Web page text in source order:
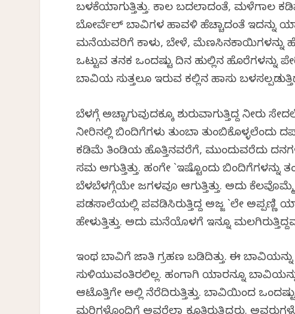
ಬಳಕೆಯಾಗುತ್ತಿತ್ತು. ಕಾಲ ಬದಲಾದಂತೆ, ಮಳೆಗಾಲ
ಬೋರ್ವೆಲ್ ಬಾವಿಗಳ ಹಾವಳಿ ಹೆಚ್ಚಾದಂತೆ ಇದನ್ನು
ಮನೆಯವರಿಗೆ ಕಾಳು, ಬೇಳೆ, ಮೆಣಸಿನಕಾಯಿಗಳನ್ನು
ಒಟ್ಟುವ ತನಕ ಒಂದಷ್ಟು ದಿನ ಹುಲ್ಲಿನ ಹೊರೆಗಳನ್ನು
ಬಾವಿಯ ಸುತ್ತಲೂ ಇರುವ ಕಲ್ಲಿನ ಹಾಸು
ಬೆಳಗ್ಗೆ ಅಚ್ಚಾಗುವುದಕ್ಕೂ ಶುರುವಾಗುತ್ತಿದ್ದ
ನೀರಿನಲ್ಲಿ ಬಿಂದಿಗೆಗಳು ತುಂಬಾ ತುಂಬಿಕೊಳ್ಳಲೆಂದು
ಕಡಿಮೆ ತಿಂಡಿಯ ಹೊತ್ತಿನವರೆಗೆ, ಮುಂದುವರೆದು
ಸಮ ಅಗುತ್ತಿತ್ತು. ಹಂಗೇ `ಇಷ್ಟೊಂದು ಬಿಂದಿಗೆಗಳನ್ನು
ಬೆಳಬೆಳಗ್ಗೆಯೇ ಜಗಳವೂ ಆಗುತ್ತಿತ್ತು. ಅದು ಕೆಲವೊಮ್ಮೆ
ಪಡಸಾಲೆಯಲ್ಲಿ ಪವಡಿಸಿರುತ್ತಿದ್ದ ಅಜ್ಜ `ಲೇ ಅಪ್ಪಣ್ಣಿ
ಹೇಳುತ್ತಿತ್ತು. ಅದು ಮನೆಯೊಳಗೆ ಇನ್ನೂ
ಇಂಥ ಬಾವಿಗೆ ಜಾತಿ ಗ್ರಹಣ ಬಡಿದಿತ್ತು. ಈ
ಸುಳಿಯುವಂತಿರಲಿಲ್ಲ. ಹಂಗಾಗಿ ಯಾರನ್ನೂ
ಆಟೊತ್ತಿಗೇ ಅಲ್ಲಿ ನೆರೆದಿರುತ್ತಿತ್ತು. ಬಾವಿಯಿಂದ